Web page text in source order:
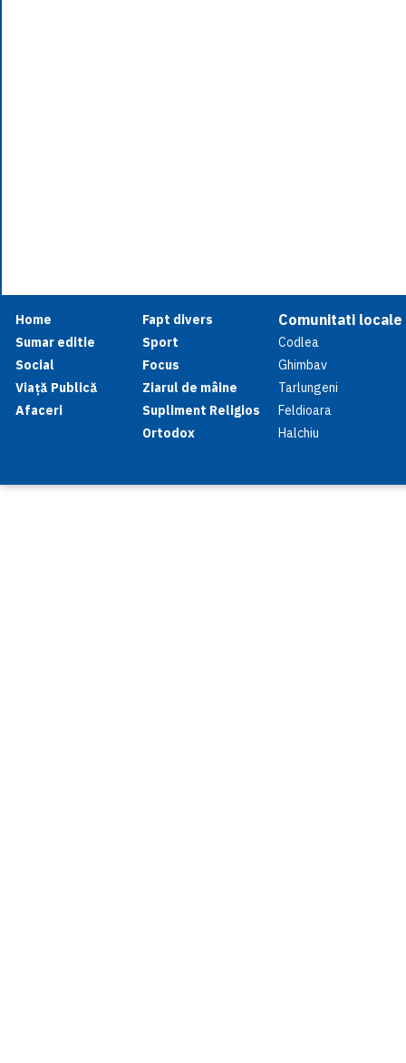
Home
Sumar editie
Social
Viață Publică
Afaceri
Fapt divers
Sport
Focus
Ziarul de mâine
Supliment Religios
Ortodox
Comunitati locale
Codlea
Ghimbav
Tarlungeni
Feldioara
Halchiu